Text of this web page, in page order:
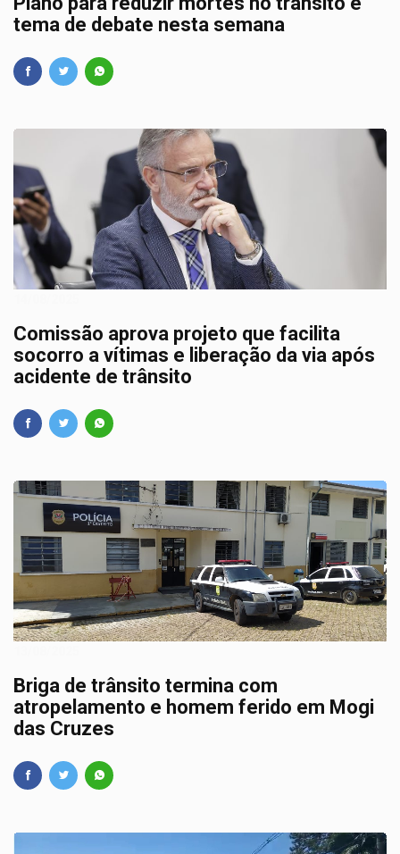
tema de debate nesta semana
Comissão aprova projeto que facilita
socorro a vítimas e liberação da via após
acidente de trânsito
Briga de trânsito termina com
atropelamento e homem ferido em Mogi
das Cruzes